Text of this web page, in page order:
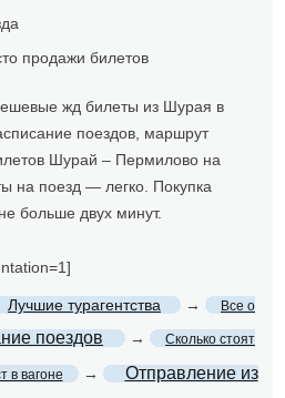
продажи билетов
жд билеты из Шурая в
поездов, маршрут
Шурай – Пермилово на
на поезд — легко. Покупка
больше двух минут.
Лучшие турагентства → Все о
поездов → Сколько стоят
в вагоне →
Отправление из